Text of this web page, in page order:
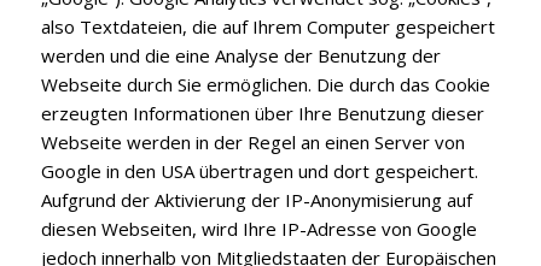
also Textdateien, die auf Ihrem Computer gespeichert
werden und die eine Analyse der Benutzung der
Webseite durch Sie ermöglichen. Die durch das Cookie
erzeugten Informationen über Ihre Benutzung dieser
Webseite werden in der Regel an einen Server von
Google in den USA übertragen und dort gespeichert.
Aufgrund der Aktivierung der IP-Anonymisierung auf
diesen Webseiten, wird Ihre IP-Adresse von Google
jedoch innerhalb von Mitgliedstaaten der Europäischen